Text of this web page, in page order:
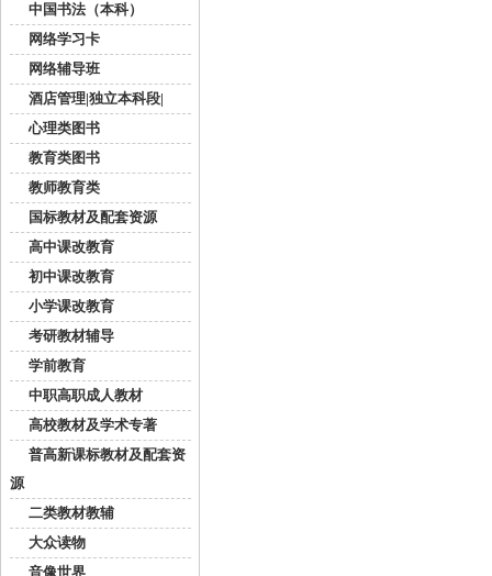
中国书法（本科）
网络学习卡
网络辅导班
酒店管理|独立本科段|
心理类图书
教育类图书
教师教育类
国标教材及配套资源
高中课改教育
初中课改教育
小学课改教育
考研教材辅导
学前教育
中职高职成人教材
高校教材及学术专著
普高新课标教材及配套资
源
二类教材教辅
大众读物
音像世界